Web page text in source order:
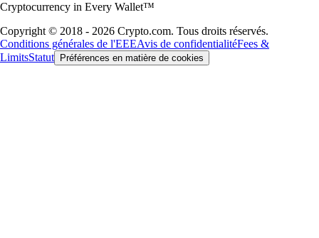
Cryptocurrency in Every Wallet™
Copyright © 2018 - 2026 Crypto.com. Tous droits réservés.
Conditions générales de l'EEEAvis de confidentialitéFees &
LimitsStatut Préférences en matière de cookies